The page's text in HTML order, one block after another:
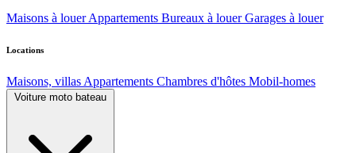
Maisons à louer Appartements Bureaux à louer Garages à louer
Locations
Maisons, villas Appartements Chambres d'hôtes Mobil-homes
Voiture moto bateau